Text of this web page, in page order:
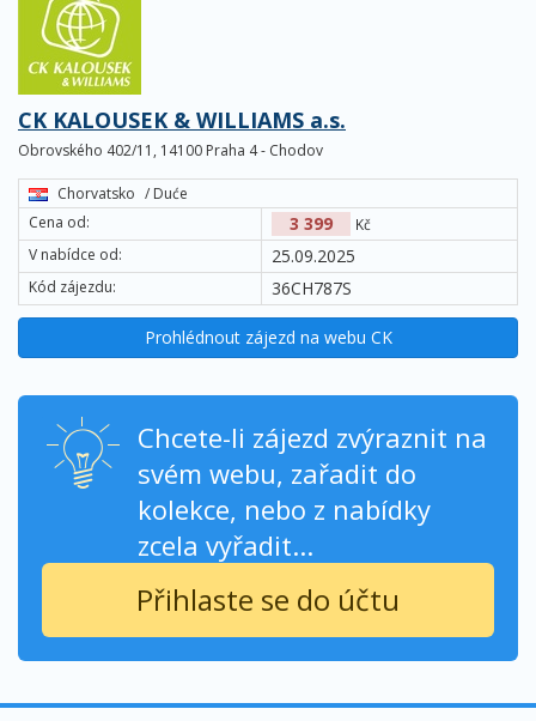
CK KALOUSEK & WILLIAMS a.s.
Obrovského 402/11, 14100 Praha 4 - Chodov
Chorvatsko / Duće
Cena od:
3 399 Kč
V nabídce od: 25.09.2025
Kód zájezdu: 36CH787S
Prohlédnout zájezd na webu CK
Chcete-li zájezd zvýraznit na
svém webu, zařadit do
kolekce, nebo z nabídky
zcela vyřadit...
Přihlaste se do účtu